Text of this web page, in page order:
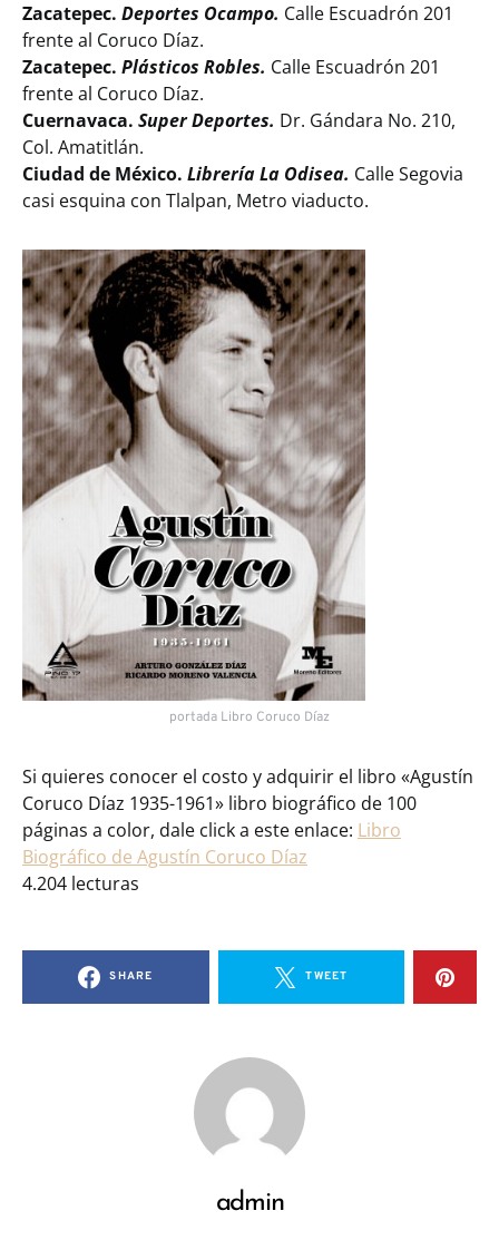
Zacatepec. Deportes Ocampo. Calle Escuadrón 201
frente al Coruco Díaz.
Zacatepec. Plásticos Robles. Calle Escuadrón 201
frente al Coruco Díaz.
Cuernavaca. Super Deportes. Dr. Gándara No. 210,
Col. Amatitlán.
Ciudad de México. Librería La Odisea. Calle Segovia
casi esquina con Tlalpan, Metro viaducto.
portada Libro Coruco Díaz
Si quieres conocer el costo y adquirir el libro «Agustín
Coruco Díaz 1935-1961» libro biográfico de 100
páginas a color, dale click a este enlace: Libro
Biográfico de Agustín Coruco Díaz
4.204 lecturas
SHARE TWEET
admin